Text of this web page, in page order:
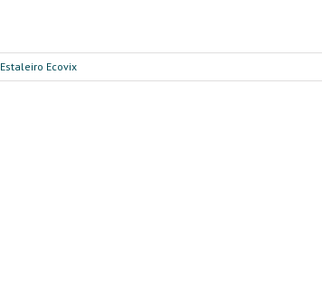
Estaleiro Ecovix